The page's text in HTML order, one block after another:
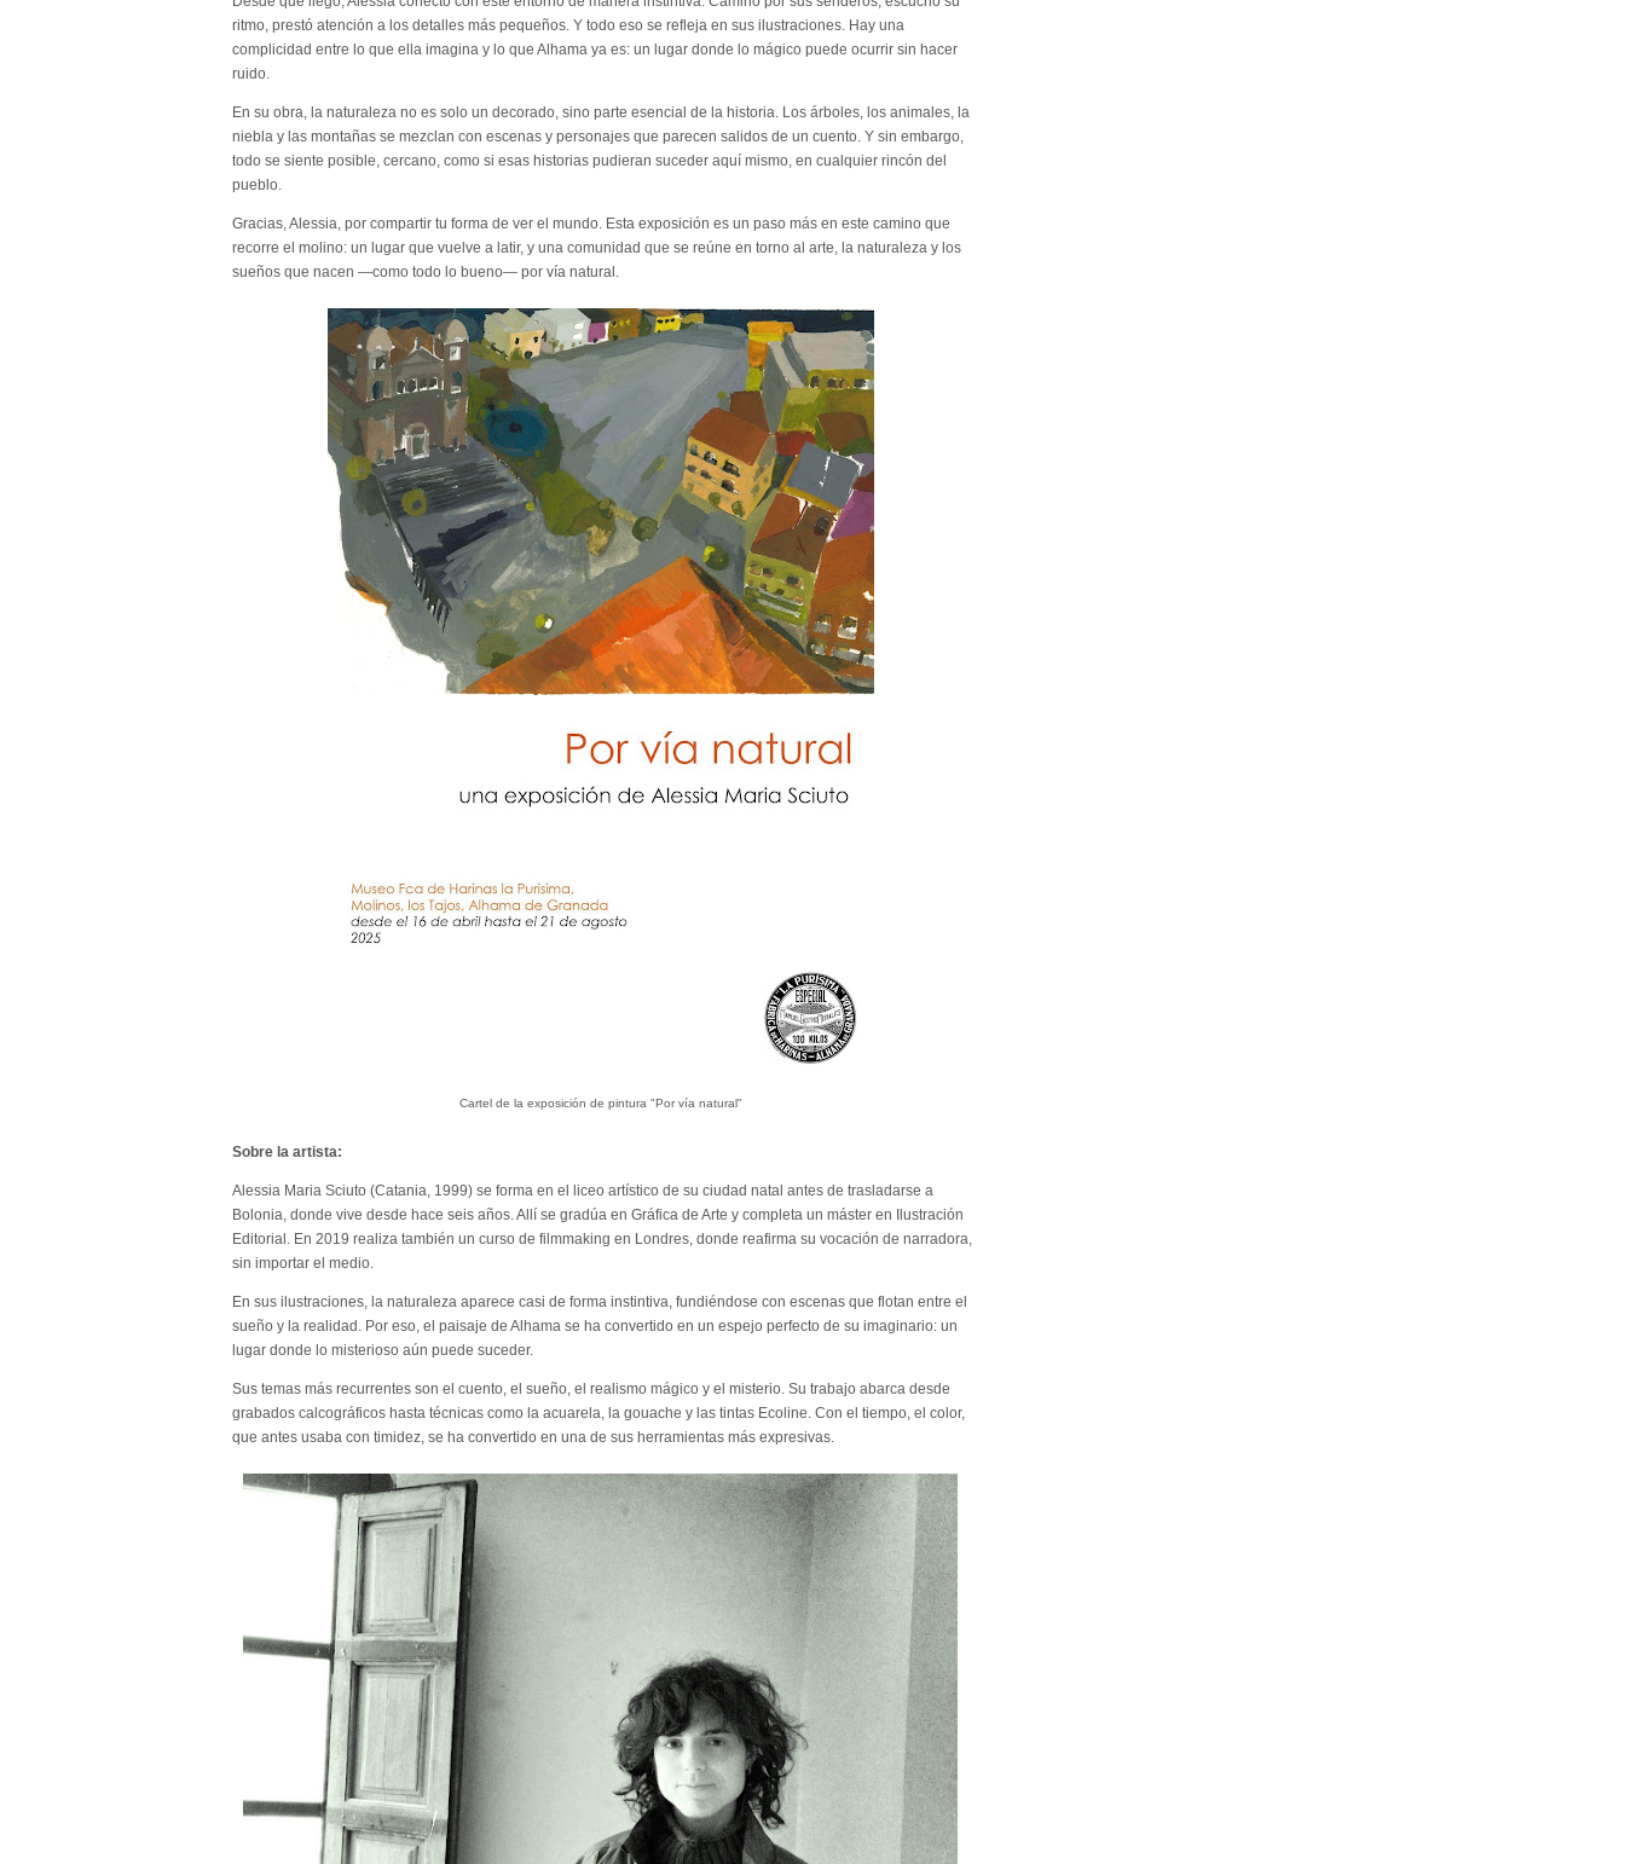
ritmo, prestó atención a los detalles más pequeños. Y todo eso se refleja en sus ilustraciones. Hay una
complicidad entre lo que ella imagina y lo que Alhama ya es: un lugar donde lo mágico puede ocurrir sin hacer
ruido.
En su obra, la naturaleza no es solo un decorado, sino parte esencial de la historia. Los árboles, los animales, la
niebla y las montañas se mezclan con escenas y personajes que parecen salidos de un cuento. Y sin embargo,
todo se siente posible, cercano, como si esas historias pudieran suceder aquí mismo, en cualquier rincón del
pueblo.
Gracias, Alessia, por compartir tu forma de ver el mundo. Esta exposición es un paso más en este camino que
recorre el molino: un lugar que vuelve a latir, y una comunidad que se reúne en torno al arte, la naturaleza y los
sueños que nacen —como todo lo bueno— por vía natural.
Cartel de la exposición de pintura "Por vía natural"
Sobre la artista:
Alessia Maria Sciuto (Catania, 1999) se forma en el liceo artístico de su ciudad natal antes de trasladarse a
Bolonia, donde vive desde hace seis años. Allí se gradúa en Gráfica de Arte y completa un máster en Ilustración
Editorial. En 2019 realiza también un curso de filmmaking en Londres, donde reafirma su vocación de narradora,
sin importar el medio.
En sus ilustraciones, la naturaleza aparece casi de forma instintiva, fundiéndose con escenas que flotan entre el
sueño y la realidad. Por eso, el paisaje de Alhama se ha convertido en un espejo perfecto de su imaginario: un
lugar donde lo misterioso aún puede suceder.
Sus temas más recurrentes son el cuento, el sueño, el realismo mágico y el misterio. Su trabajo abarca desde
grabados calcográficos hasta técnicas como la acuarela, la gouache y las tintas Ecoline. Con el tiempo, el color,
que antes usaba con timidez, se ha convertido en una de sus herramientas más expresivas.